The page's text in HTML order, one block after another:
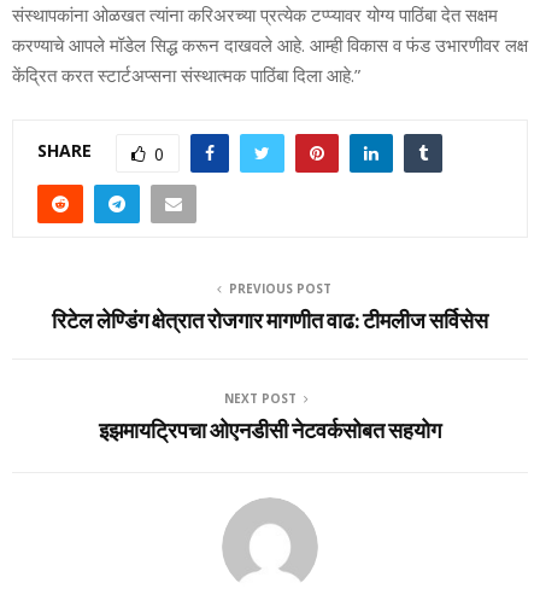
संस्‍थापकांना ओळखत त्‍यांना करिअरच्‍या प्रत्‍येक टप्‍प्‍यावर योग्‍य पाठिंबा देत सक्षम
करण्‍याचे आपले मॉडेल सिद्ध करून दाखवले आहे. आम्‍ही विकास व फंड उभारणीवर लक्ष
केंद्रित करत स्‍टार्टअप्‍सना संस्‍थात्‍मक पाठिंबा दिला आहे.”
SHARE 0
PREVIOUS POST
रिटेल लेण्डिंग क्षेत्रात रोजगार मागणीत वाढ: टीमलीज सर्विसेस
NEXT POST
इझमायट्रिपचा ओएनडीसी नेटवर्कसोबत सहयोग